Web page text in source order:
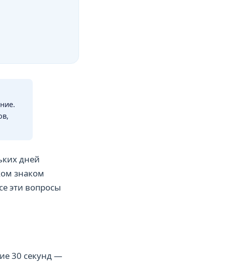
дней
знаком
эти вопросы
30 секунд —